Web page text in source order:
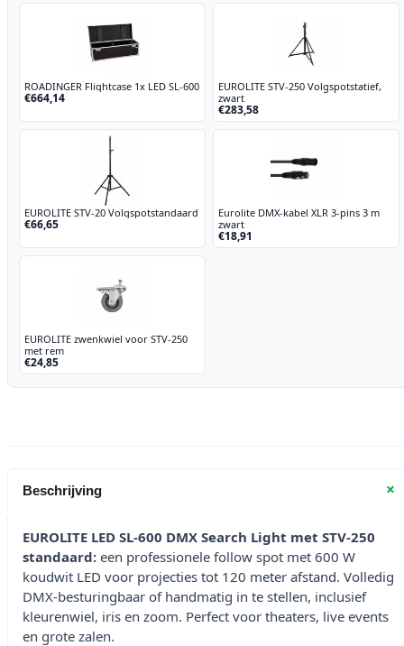
ROADINGER Flightcase 1x LED SL-600
€664,14
EUROLITE STV-250 Volgspotstatief,
zwart
€283,58
EUROLITE STV-20 Volgspotstandaard
€66,65
Eurolite DMX-kabel XLR 3-pins 3 m
zwart
€18,91
EUROLITE zwenkwiel voor STV-250
met rem
€24,85
Beschrijving +
EUROLITE LED SL-600 DMX Search Light met STV-250
standaard: een professionele follow spot met 600 W
koudwit LED voor projecties tot 120 meter afstand. Volledig
DMX-besturingbaar of handmatig in te stellen, inclusief
kleurenwiel, iris en zoom. Perfect voor theaters, live events
en grote zalen.